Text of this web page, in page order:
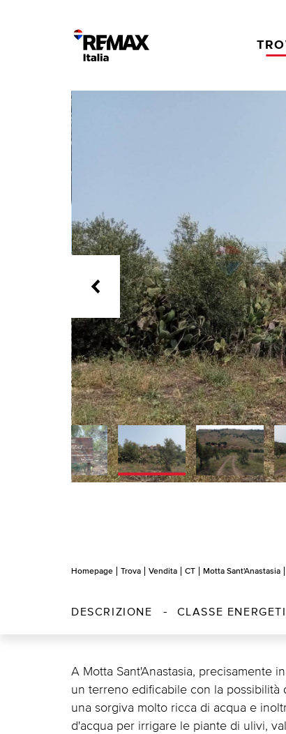
Homepage Trova Vendita CT Motta Sant'Anastasia
DESCRIZIONE CLASSE
A Motta Sant'Anastasia, precisamente
un terreno edificabile con la possibilità
una sorgiva molto ricca di acqua e
d'acqua per irrigare le piante di ulivi,